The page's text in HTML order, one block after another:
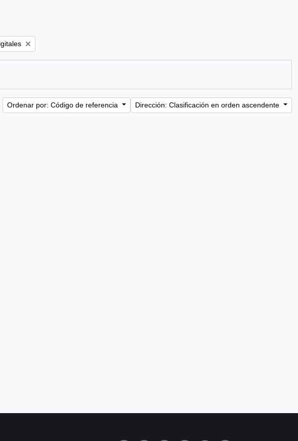
Ordenar por: Código de referencia Dirección: Clasificación en orden ascendente